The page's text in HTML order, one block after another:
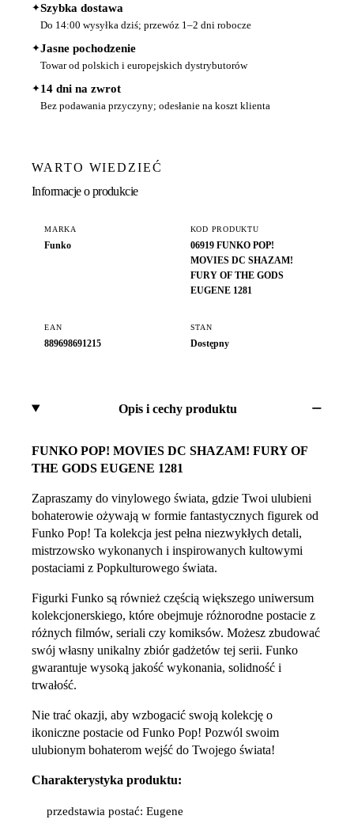
✦Szybka dostawa
Do 14:00 wysyłka dziś; przewóz 1–2 dni robocze
✦Jasne pochodzenie
Towar od polskich i europejskich dystrybutorów
✦14 dni na zwrot
Bez podawania przyczyny; odesłanie na koszt klienta
WARTO WIEDZIEĆ
Informacje o produkcie
MARKA
Funko
KOD PRODUKTU
06919 FUNKO POP!
MOVIES DC SHAZAM!
FURY OF THE GODS
EUGENE 1281
EAN
889698691215
STAN
Dostępny
Opis i cechy produktu
FUNKO POP! MOVIES DC SHAZAM! FURY OF
THE GODS EUGENE 1281
Zapraszamy do vinylowego świata, gdzie Twoi ulubieni
bohaterowie ożywają w formie fantastycznych figurek od
Funko Pop! Ta kolekcja jest pełna niezwykłych detali,
mistrzowsko wykonanych i inspirowanych kultowymi
postaciami z Popkulturowego świata.
Figurki Funko są również częścią większego uniwersum
kolekcjonerskiego, które obejmuje różnorodne postacie z
różnych filmów, seriali czy komiksów. Możesz zbudować
swój własny unikalny zbiór gadżetów tej serii. Funko
gwarantuje wysoką jakość wykonania, solidność i
trwałość.
Nie trać okazji, aby wzbogacić swoją kolekcję o
ikoniczne postacie od Funko Pop! Pozwól swoim
ulubionym bohaterom wejść do Twojego świata!
Charakterystyka produktu:
przedstawia postać: Eugene